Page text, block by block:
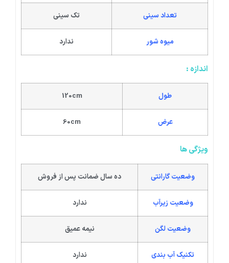
تعداد سینی تک سینی
میوه شور ندارد
اندازه :
طول 120cm
عرض 60cm
ویژگی ها
وضعیت گارانتی ده سال ضمانت پس از فروش
وضعیت زیرآب ندارد
وضعیت لگن نیمه عمیق
تکنیک آب بندی ندارد